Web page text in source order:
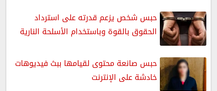
حبس شخص يزعم قدرته على استرداد
الحقوق بالقوة وباستخدام الأسلحة النارية
حبس صانعة محتوى لقيامها ببث فيديوهات
خادشة على الإنترنت